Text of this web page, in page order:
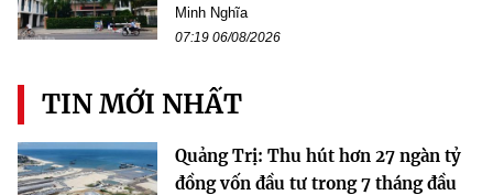
Minh Nghĩa
07:19 06/08/2026
TIN MỚI NHẤT
Quảng Trị: Thu hút hơn 27 ngàn tỷ
đồng vốn đầu tư trong 7 tháng đầu